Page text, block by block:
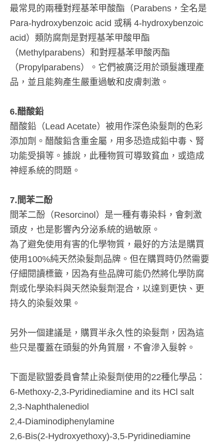
最常見的兩種對羥基苯甲酸酯（Parabens，全名是
Para-hydroxybenzoic acid 或稱 4-hydroxybenzoic
acid）類防腐劑是對羥基苯甲酸甲酯
（Methylparabens）和對羥基苯甲酸丙酯
（Propylparabens）。它們被廣泛用於頭髮護理產
品，並且能夠產生嚴重過敏和皮膚刺激。
6.醋酸鉛
醋酸鉛（Lead Acetate）被用作深色染髮劑的色彩
添加劑。醋酸鉛含重金屬，用多恐造成鉛中毒、腎
功能受損等。據說，此種物質可導致貧血，或造成
神經系統的問題。
7.間苯二酚
間苯二酚（Resorcinol）是一種有毒染料，會刺激
頭皮，也是影響內分泌系統的過敏原。
為了避免使用有害的化學物質，最好的方法是購買
使用100%純天然染髮劑品牌。但在購買時仍然需要
仔細閱讀標籤，因為有些品牌可能仍然將化學防腐
劑或化學染料與天然染髮劑混合，以達到更快、更
持久的染髮效果。
另外一個建議是，購買半永久性的染髮劑，因為這
些只是覆蓋在頭髮的外角質層，不會滲入髮幹。
下面是歐盟委員會禁止染髮劑使用的22種化學品：
6-Methoxy-2,3-Pyridinediamine and its HCl salt
2,3-Naphthalenediol
2,4-Diaminodiphenylamine
2,6-Bis(2-Hydroxyethoxy)-3,5-Pyridinediamine